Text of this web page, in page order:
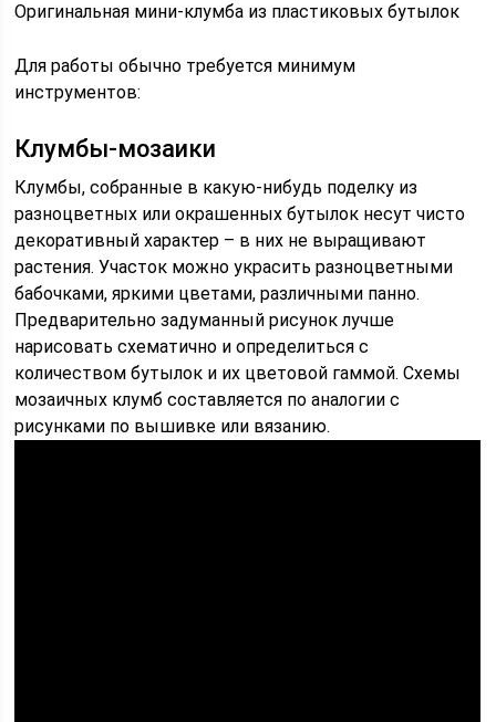
Оригинальная мини-клумба из пластиковых бутылок
Для работы обычно требуется минимум
инструментов:
Клумбы-мозаики
Клумбы, собранные в какую-нибудь поделку из
разноцветных или окрашенных бутылок несут чисто
декоративный характер – в них не выращивают
растения. Участок можно украсить разноцветными
бабочками, яркими цветами, различными панно.
Предварительно задуманный рисунок лучше
нарисовать схематично и определиться с
количеством бутылок и их цветовой гаммой. Схемы
мозаичных клумб составляется по аналогии с
рисунками по вышивке или вязанию.